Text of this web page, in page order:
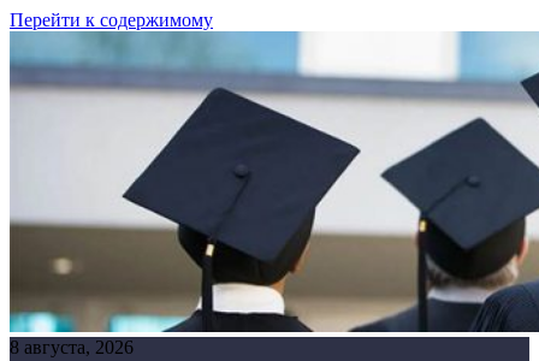
Перейти к содержимому
8 августа, 2026